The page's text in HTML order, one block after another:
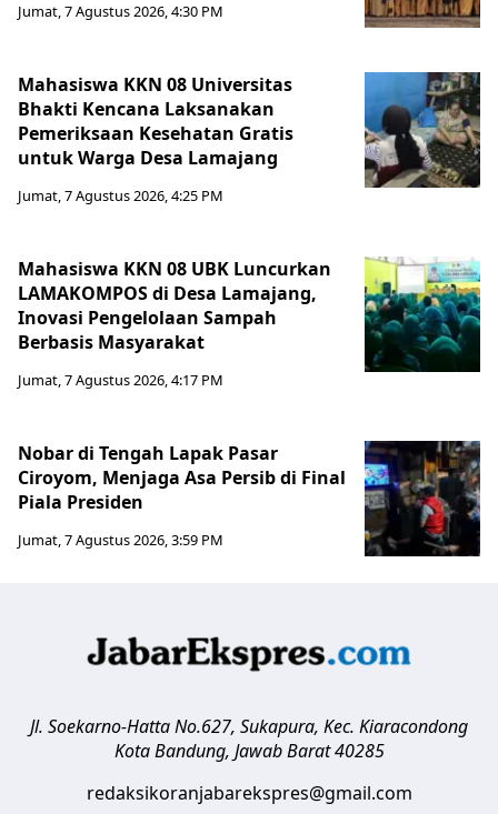
Jumat, 7 Agustus 2026, 4:30 PM
Mahasiswa KKN 08 Universitas
Bhakti Kencana Laksanakan
Pemeriksaan Kesehatan Gratis
untuk Warga Desa Lamajang
Jumat, 7 Agustus 2026, 4:25 PM
Mahasiswa KKN 08 UBK Luncurkan
LAMAKOMPOS di Desa Lamajang,
Inovasi Pengelolaan Sampah
Berbasis Masyarakat
Jumat, 7 Agustus 2026, 4:17 PM
Nobar di Tengah Lapak Pasar
Ciroyom, Menjaga Asa Persib di Final
Piala Presiden
Jumat, 7 Agustus 2026, 3:59 PM
Jl. Soekarno-Hatta No.627, Sukapura, Kec. Kiaracondong
Kota Bandung, Jawab Barat 40285
redaksikoranjabarekspres@gmail.com